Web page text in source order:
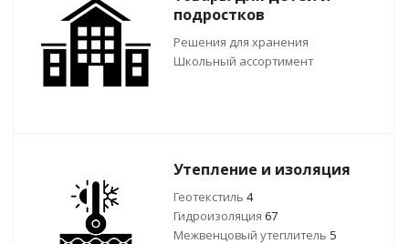
подростков
Решения для хранения
Школьный ассортимент
Утепление и изоляция
Геотекстиль 4
Гидроизоляция 67
Межвенцовый утеплитель 5